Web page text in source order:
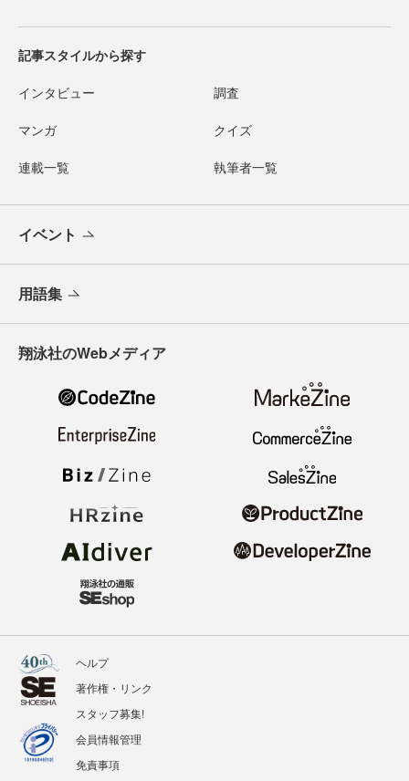
記事スタイルから探す
インタビュー 調査
マンガ クイズ
連載一覧 執筆者一覧
イベント
用語集
翔泳社のWebメディア
ヘルプ
著作権・リンク
スタッフ募集!
会員情報管理
免責事項